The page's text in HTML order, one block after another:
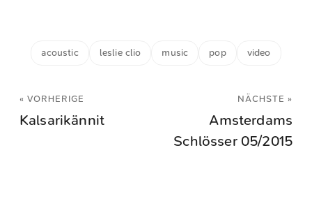
acoustic leslie clio music pop video
« VORHERIGE
Kalsarikännit
NÄCHSTE »
Amsterdams
Schlösser 05/2015